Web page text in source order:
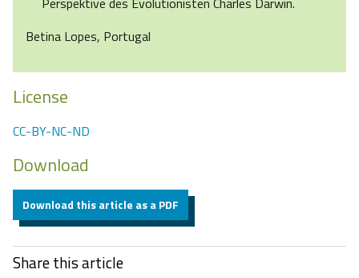
Betina Lopes, Portugal
License
CC-BY-NC-ND
Download
Download this article as a PDF
Share this article